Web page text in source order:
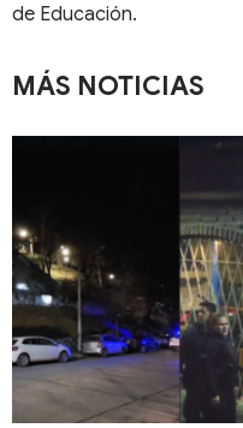
de Educación.
MÁS NOTICIAS